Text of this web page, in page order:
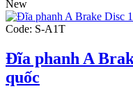
New
Code: S-A1T
Đĩa phanh A
quốc